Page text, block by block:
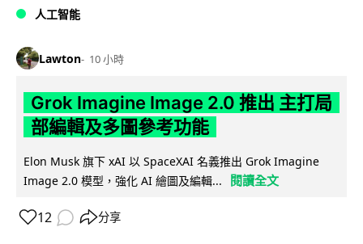
人工智能
Lawton 10 小時
Grok Imagine Image 2.0 推出 主打局
部編輯及多圖參考功能
Elon Musk 旗下 xAI 以 SpaceXAI 名義推出 Grok Imagine
Image 2.0 模型，強化 AI 繪圖及編輯...
閱讀全文
12 分享